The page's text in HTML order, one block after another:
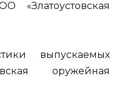
выпускаемых
оружейная